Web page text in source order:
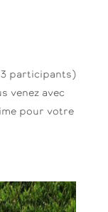
3 participants)
venez avec
pour votre